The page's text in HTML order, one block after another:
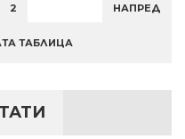
2 НАПРЕД
ТАБЛИЦА